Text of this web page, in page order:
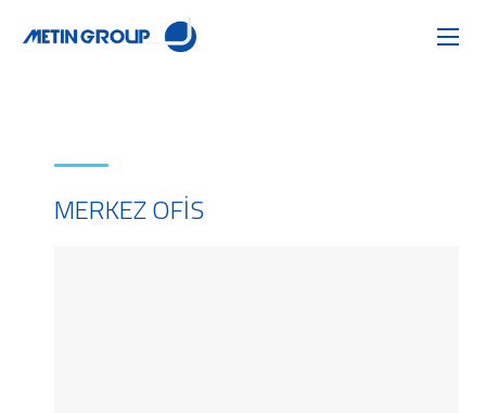
MERKEZ OFIS